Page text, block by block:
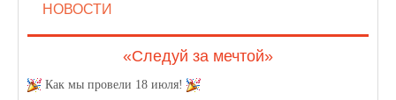
НОВОСТИ
«Следуй за мечтой»
Как мы провели 18 июля!